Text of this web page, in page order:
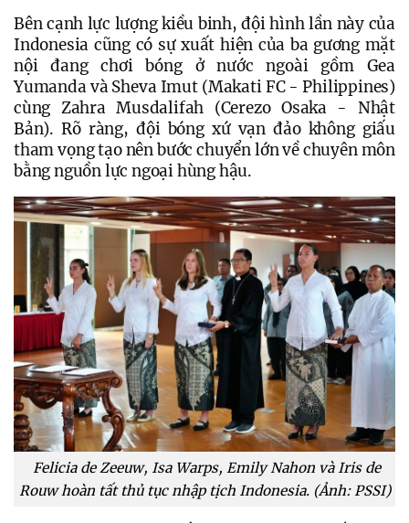
Bên cạnh lực lượng kiều binh, đội hình lần này của
Indonesia cũng có sự xuất hiện của ba gương mặt
nội đang chơi bóng ở nước ngoài gồm Gea
Yumanda và Sheva Imut (Makati FC - Philippines)
cùng Zahra Musdalifah (Cerezo Osaka - Nhật
Bản). Rõ ràng, đội bóng xứ vạn đảo không giấu
tham vọng tạo nên bước chuyển lớn về chuyên môn
bằng nguồn lực ngoại hùng hậu.
Felicia de Zeeuw, Isa Warps, Emily Nahon và Iris de
Rouw hoàn tất thủ tục nhập tịch Indonesia. (Ảnh: PSSI)